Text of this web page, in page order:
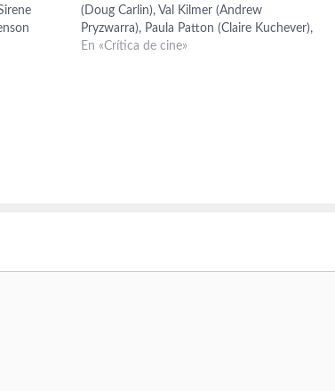
(Louis
(Doug Carlin), Val Kilmer (Andrew
Pryzwarra), Paula Patton (Claire Kuchever),
Bruce Greenwood (Jack McCready), Adam
En «Crítica de cine»